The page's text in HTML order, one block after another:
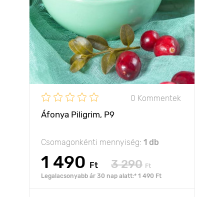
0 Kommentek
Áfonya Piligrim, P9
Csomagonkénti mennyiség: 1 db
1 490 Ft 3 290 Ft
Legalacsonyabb ár 30 nap alatt:* 1 490 Ft